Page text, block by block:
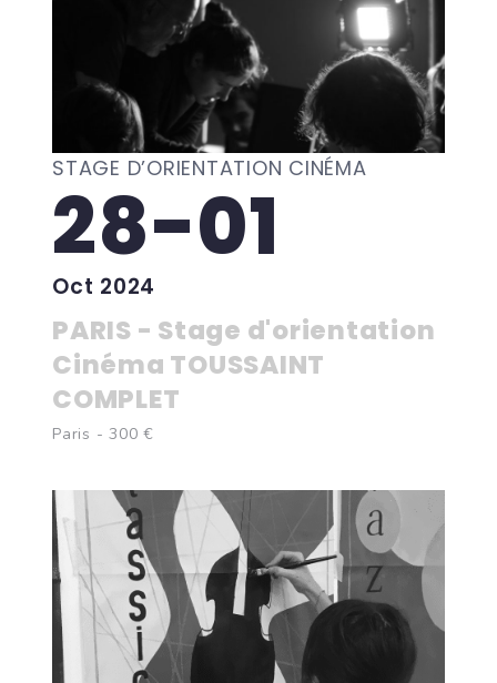
STAGE D’ORIENTATION CINÉMA
28-01
Oct 2024
PARIS - Stage d'orientation
Cinéma TOUSSAINT
COMPLET
Paris - 300 €